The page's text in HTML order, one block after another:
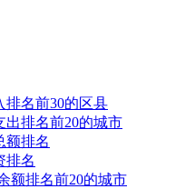
排名前30的区县
出排名前20的城市
额排名
排名
额排名前20的城市